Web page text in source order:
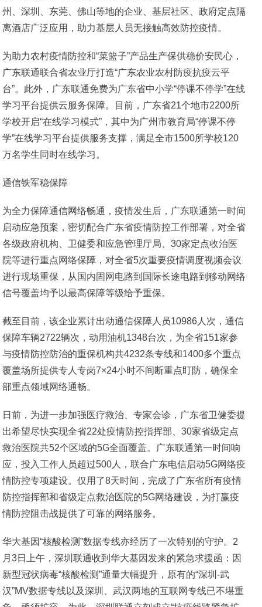
州、深圳、东莞、佛山等地的企业、基层社区、政府定点隔
离酒店广泛应用，助力基层人员无接触高效防控疫情。
为助力农村疫情防控和“菜篮子”产品生产保供稳价安民心，
广东联通联合省农业厅打造“广东农业农村防疫抗疫云平
台”。此外，广东联通免费为广东省中小学“停课不停学”在线
学习平台提供云服务保障。目前，广东省21个地市2200所
学校开启“在线学习模式”，其中为广州市教育局“停课不停
学”在线学习平台提供服务支撑，满足全市1500所学校120
万名学生同时在线学习。
通信铁军稳保障
为全力保障通信网络畅通，疫情发生后，广东联通第一时间
启动应急预案，密切配合广东省疫情防控工作部署，对全省
各级政府机构、卫健委和应急管理厅局、30家定点收治医
院等进行重点网络保障，对全省5次重要疫情调度视频会议
进行现场重保，从国内固网电路到国际长途电路到移动网络
信号覆盖均予以最高保障等级给予重保。
截至目前，该企业累计出动通信保障人员10986人次，通信
保障车辆2722辆次，动用油机1348台次，为全省151家参
与疫情防控防治的重保机构共4232条专线和1400多个重点
覆盖场所提供专人专岗7×24小时不间断重点盯防，确保全
部重点领域网络通畅。
日前，为进一步加强医疗救治、专家会诊，广东省卫健委提
出希望尽快实现全省22处疫情防控指挥部、30家省级定点
救治医院共52个区域的5G全面覆盖。广东联通第一时间响
应，投入工作人员超过500人，联合广东电信启动5G网络疫
情防控专项建设。仅用了8天时间，完成了广东省所有疫情
防控指挥部和省级定点救治医院的5G网络建设，为打赢疫
情防控阻击战提供了可靠的网络服务。
华大基因“核酸检测”数据专线亦经历了一次特别的守护。2
月3日上午，深圳联通收到华大基因发来的紧急求援函：因
新型冠状病毒“核酸检测”通量大幅提升，原有的“深圳-武
汉”MV数据专线以及深圳、武汉两地的互联网专线已不堪重